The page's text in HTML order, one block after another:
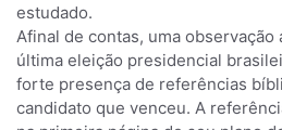
estudado.
Afinal de contas, uma
última eleição presidencial
forte presença de referências
candidato que venceu. A